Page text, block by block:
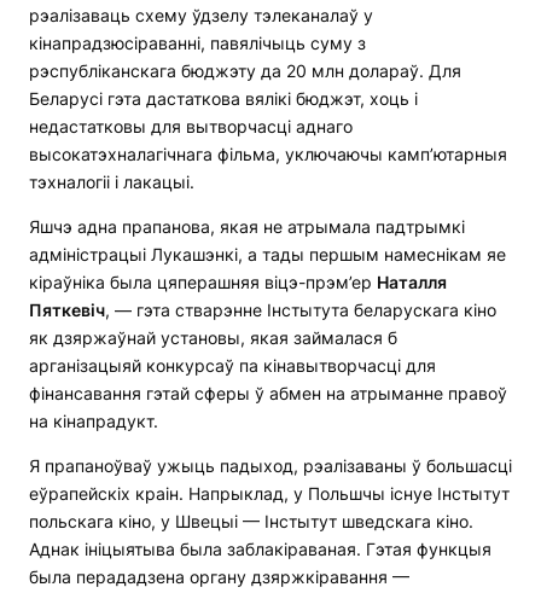
рэалізаваць схему ўдзелу тэлеканалаў у
кінапрадзюсіраванні, павялічыць суму з
рэспубліканскага бюджэту да 20 млн долараў. Для
Беларусі гэта дастаткова вялікі бюджэт, хоць і
недастатковы для вытворчасці аднаго
высокатэхналагічнага фільма, уключаючы камп’ютарныя
тэхналогіі і лакацыі.
Яшчэ адна прапанова, якая не атрымала падтрымкі
адміністрацыі Лукашэнкі, а тады першым намеснікам яе
кіраўніка была цяперашняя віцэ-прэм’ер Наталля
Пяткевіч, — гэта стварэнне Інстытута беларускага кіно
як дзяржаўнай установы, якая займалася б
арганізацыяй конкурсаў па кінавытворчасці для
фінансавання гэтай сферы ў абмен на атрыманне правоў
на кінапрадукт.
Я прапаноўваў ужыць падыход, рэалізаваны ў большасці
еўрапейскіх краін. Напрыклад, у Польшчы існуе Інстытут
польскага кіно, у Швецыі — Інстытут шведскага кіно.
Аднак ініцыятыва была заблакіраваная. Гэтая функцыя
была перададзена органу дзяржкіравання —